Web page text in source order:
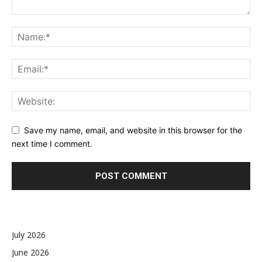
Save my name, email, and website in this browser for the
next time I comment.
July 2026
June 2026